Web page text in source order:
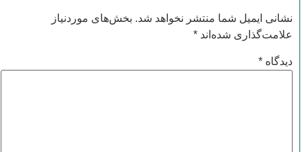
نشانی ایمیل شما منتشر نخواهد شد. بخش‌های موردنیاز
علامت‌گذاری شده‌اند*
دیدگاه*